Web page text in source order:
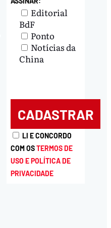
Editorial
BdF
Ponto
Notícias da
China
LI E CONCORDO
COM OSTERMOS DE
USO E POLÍTICA DE
PRIVACIDADE